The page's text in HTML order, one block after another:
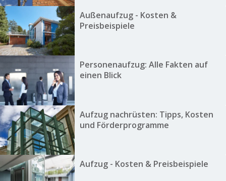
Außenaufzug - Kosten &
Preisbeispiele
Personenaufzug: Alle Fakten auf
einen Blick
Aufzug nachrüsten: Tipps, Kosten
und Förderprogramme
Aufzug - Kosten & Preisbeispiele